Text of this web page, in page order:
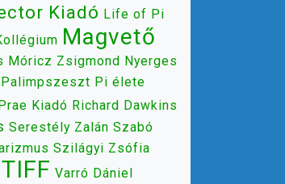
Kiadó Life of Pi
Magvető
Móricz Zsigmond Nyerges
Palimpszeszt Pi élete
Kiadó Richard Dawkins
Serestély Zalán Szabó
Szilágyi Zsófia
TIFF Varró Dániel